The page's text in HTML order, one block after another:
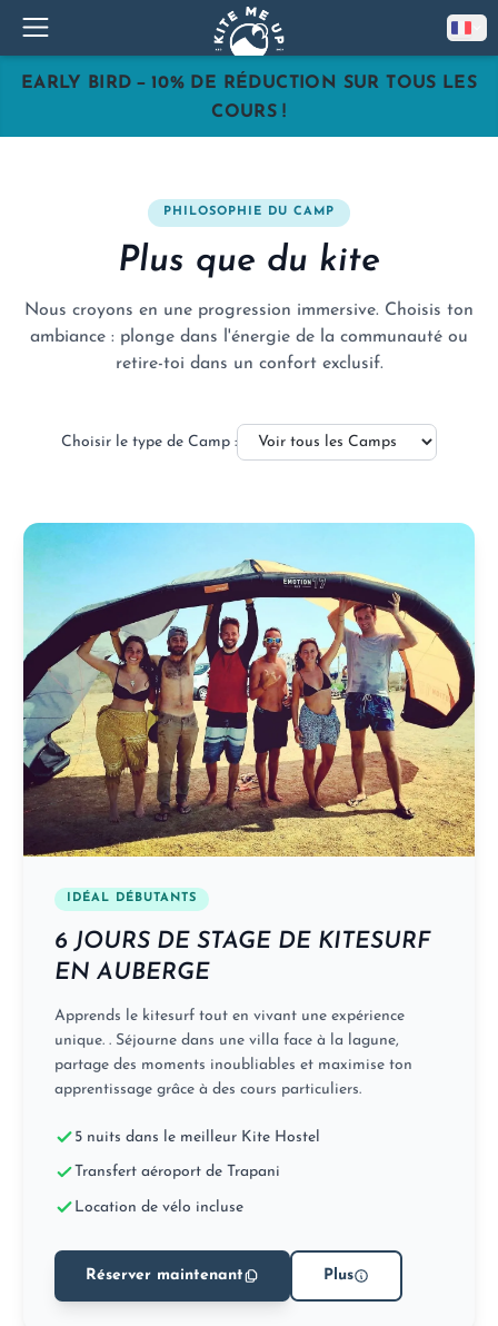
EARLY BIRD – 10% DE RÉDUCTION SUR TOUS LES
COURS !
PHILOSOPHIE DU CAMP
Plus que du kite
Nous croyons en une progression immersive. Choisis ton
ambiance : plonge dans l'énergie de la communauté ou
retire-toi dans un confort exclusif.
Choisir le type de Camp :
IDÉAL DÉBUTANTS
6 JOURS DE STAGE DE KITESURF
EN AUBERGE
Apprends le kitesurf tout en vivant une expérience
unique. . Séjourne dans une villa face à la lagune,
partage des moments inoubliables et maximise ton
apprentissage grâce à des cours particuliers.
5 nuits dans le meilleur Kite Hostel
Transfert aéroport de Trapani
Location de vélo incluse
Réserver maintenant Plus